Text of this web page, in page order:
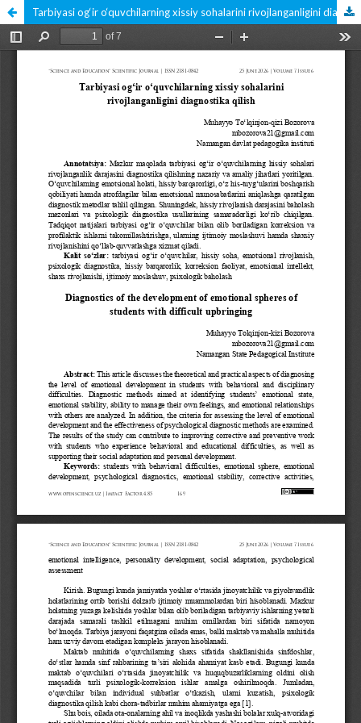
Tarbiyasi og‘ir o‘quvchilarning xissiy sohalarini rivojlanganligini diagnostika qilish